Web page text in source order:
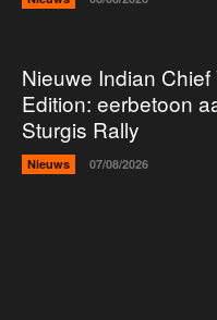
Nieuwe Indian
Edition: eerbetoon
Sturgis Rally
Nieuws 07/08/2026